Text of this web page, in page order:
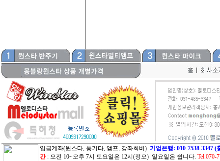
입금계좌(윈스타, 통기타, 앰프, 강좌회비) 기업은행: 010-7538-3347
간 : 오전 10~오후 7시 토요일은 12시(정오) 일요일은 쉽니다. Tel.070-